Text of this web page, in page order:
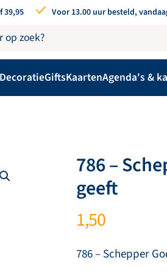
39,95 Voor 13.00 uur besteld,
DecoratieGiftsKaartenAgenda's &
786 –
geeft
1,50
786 – Schepper